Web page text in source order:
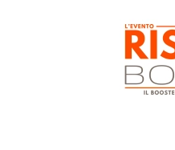
Skip to main content